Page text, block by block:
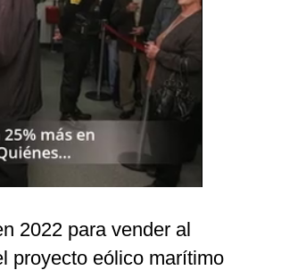
2022 para vender al
proyecto eólico marítimo